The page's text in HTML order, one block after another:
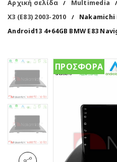
Αρχική σελίδα / Multimedia /
X3 (E83) 2003-2010 /
Nakamichi
Android13 4+64GB BMW E83
ΠΡΟΣΦΟΡΑ